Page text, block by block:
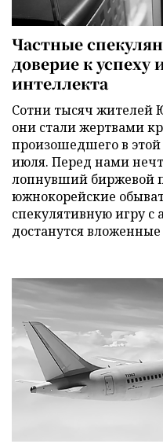
Частные
доверие к успеху
интеллекта
Сотни тысяч жителей
они стали жертвами
произошедшего в
июля. Перед нами
лопнувший биржевой
южнокорейские
спекулятивную игру с
достанутся